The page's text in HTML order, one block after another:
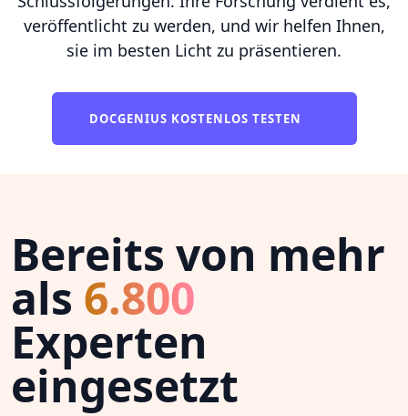
veröffentlicht zu werden, und wir helfen Ihnen,
sie im besten Licht zu präsentieren.
DOCGENIUS KOSTENLOS TESTEN
Bereits von mehr
als 6.800
Experten
eingesetzt